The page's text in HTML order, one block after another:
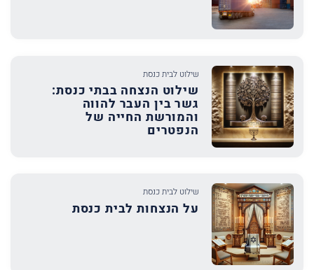
שילוט לבית כנסת
שילוט הנצחה בבתי כנסת:
גשר בין העבר להווה
והמורשת החייה של
הנפטרים
שילוט לבית כנסת
על הנצחות לבית כנסת